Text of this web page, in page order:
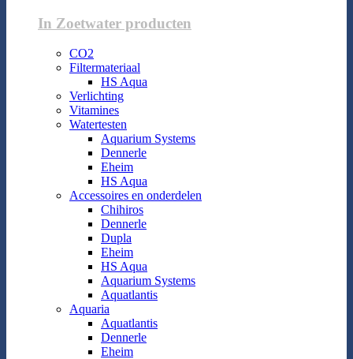
In Zoetwater producten
CO2
Filtermateriaal
HS Aqua
Verlichting
Vitamines
Watertesten
Aquarium Systems
Dennerle
Eheim
HS Aqua
Accessoires en onderdelen
Chihiros
Dennerle
Dupla
Eheim
HS Aqua
Aquarium Systems
Aquatlantis
Aquaria
Aquatlantis
Dennerle
Eheim